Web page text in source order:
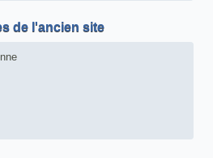
de l'ancien site